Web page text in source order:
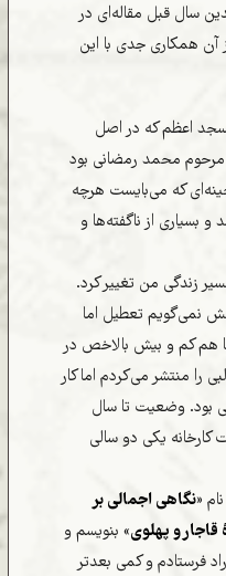
سال قبل مقاله‌ای در
آن همکاری جدی با این
اعظم که در اصل
محمد رمضانی بود
که می‌بایست هرچه
بسیاری از ناگفته‌ها و
مسیر زندگی من تغییر کرد.
نمی‌گویم تعطیل اما
هم کم و بیش بالاخص در
را منتشر می‌کردم اما کار
بود. وضعیت تا سال
کارخانه یکی دو سالی
نگاهی اجمالی بر
و پهلوی» بنویسم و
فرستادم و کمی بعدتر